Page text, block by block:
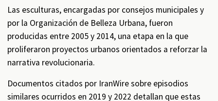
Las esculturas, encargadas por consejos municipales y
por la Organización de Belleza Urbana, fueron
producidas entre 2005 y 2014, una etapa en la que
proliferaron proyectos urbanos orientados a reforzar la
narrativa revolucionaria.
Documentos citados por IranWire sobre episodios
similares ocurridos en 2019 y 2022 detallan que estas